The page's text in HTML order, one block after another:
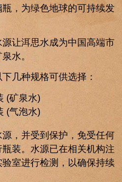
，为绿色地球的可持续发
让洱思水成为中国高端市
水。
几种规格可供选择：
(矿泉水)
(气泡水)
，并受到保护，免受任何
装。水源已在相关机构注
室进行检测，以确保持续